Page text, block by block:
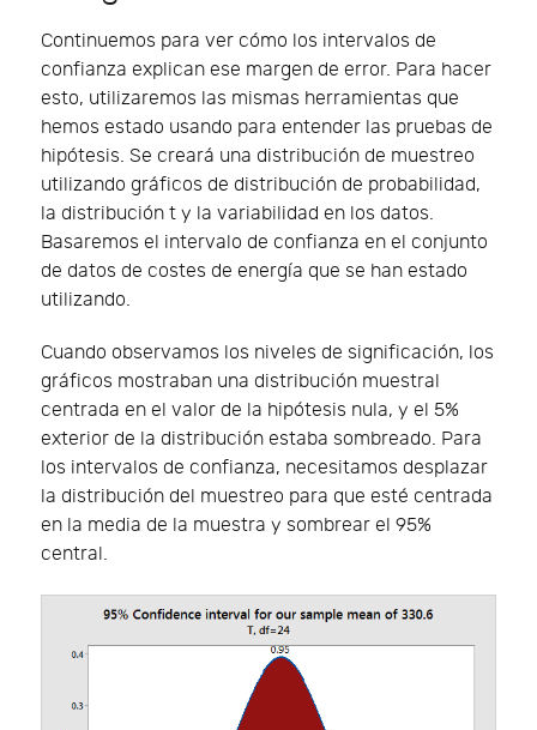
Continuemos para ver cómo los intervalos de
confianza explican ese margen de error. Para hacer
esto, utilizaremos las mismas herramientas que
hemos estado usando para entender las pruebas de
hipótesis. Se creará una distribución de muestreo
utilizando gráficos de distribución de probabilidad,
la distribución t y la variabilidad en los datos.
Basaremos el intervalo de confianza en el conjunto
de datos de costes de energía que se han estado
utilizando.
Cuando observamos los niveles de significación, los
gráficos mostraban una distribución muestral
centrada en el valor de la hipótesis nula, y el 5%
exterior de la distribución estaba sombreado. Para
los intervalos de confianza, necesitamos desplazar
la distribución del muestreo para que esté centrada
en la media de la muestra y sombrear el 95%
central.